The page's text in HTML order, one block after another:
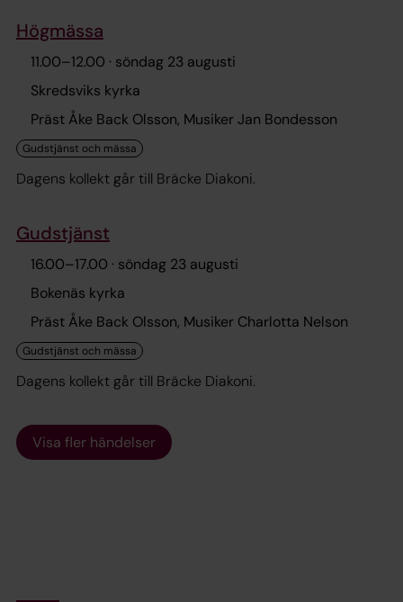
Högmässa
11.00–12.00 · söndag 23 augusti
Skredsviks kyrka
Präst Åke Back Olsson, Musiker Jan Bondesson
Dagens kollekt går till Bräcke Diakoni.
Gudstjänst
16.00–17.00 · söndag 23 augusti
Bokenäs kyrka
Präst Åke Back Olsson, Musiker Charlotta Nelson
Dagens kollekt går till Bräcke Diakoni.
Visa fler händelser